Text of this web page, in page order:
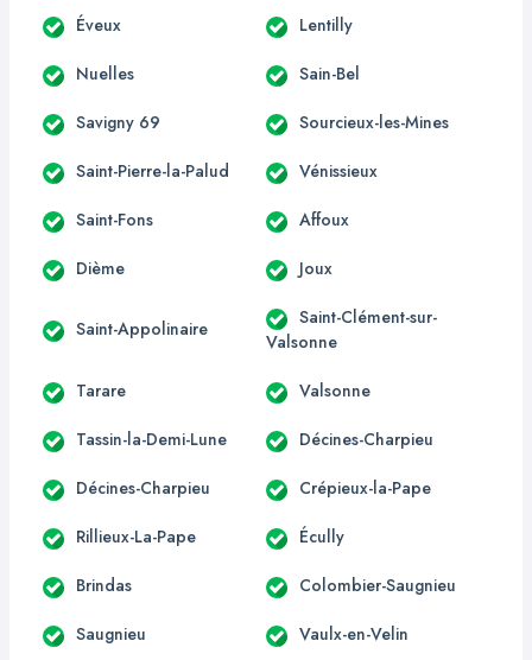
Éveux Lentilly
Nuelles Sain-Bel
Savigny 69 Sourcieux-les-Mines
Saint-Pierre-la-Palud Vénissieux
Saint-Fons Affoux
Dième Joux
Saint-Appolinaire
Saint-Clément-sur-
Valsonne
Tarare Valsonne
Tassin-la-Demi-Lune Décines-Charpieu
Décines-Charpieu Crépieux-la-Pape
Rillieux-La-Pape Écully
Brindas Colombier-Saugnieu
Saugnieu Vaulx-en-Velin